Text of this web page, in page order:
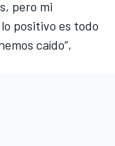
pero mi
positivo es todo
caído”,